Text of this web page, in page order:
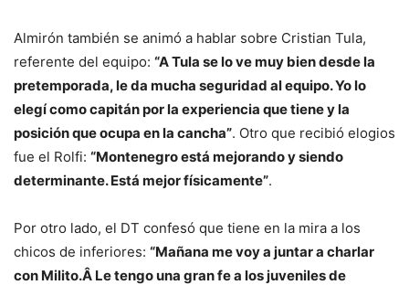
Almirón también se animó a hablar sobre Cristian Tula,
referente del equipo: “A Tula se lo ve muy bien desde la
pretemporada, le da mucha seguridad al equipo. Yo lo
elegí como capitán por la experiencia que tiene y la
posición que ocupa en la cancha”. Otro que recibió elogios
fue el Rolfi: “Montenegro está mejorando y siendo
determinante. Está mejor físicamente”.
Por otro lado, el DT confesó que tiene en la mira a los
chicos de inferiores: “Mañana me voy a juntar a charlar
con Milito.Â Le tengo una gran fe a los juveniles de